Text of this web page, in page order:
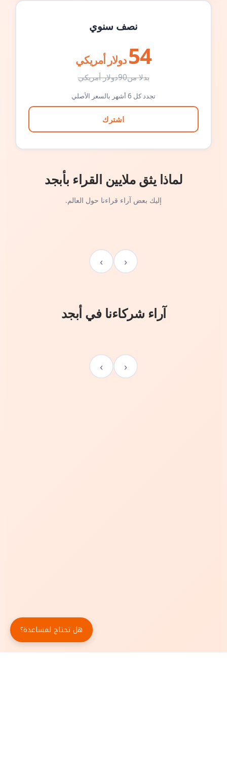
نصف سنوي
54 دولار أمريكي
بدلا من90دولار أمريكي
تجدد كل 6 أشهر بالسعر الأصلي
اشترك
لماذا يثق ملايين القراء بأبجد
إليك بعض آراء قراءنا حول العالم.
‹
›
آراء شركاءنا في أبجد
‹
›
هل تحتاج لمساعدة؟